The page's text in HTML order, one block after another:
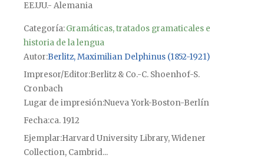
EE.UU.- Alemania
Categoría:Gramáticas, tratados gramaticales e
historia de la lengua
Autor Berlitz, Maximilian Delphinus (1852-1921)
Impresor/Editor Berlitz & Co.-C. Shoenhof-S.
Cronbach
Lugar de impresiónNueva York-Boston-Berlín
Fechaca. 1912
Ejemplar Harvard University Library, Widener
Collection, Cambrid...